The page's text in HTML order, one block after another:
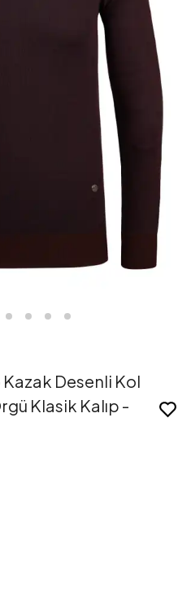
Kazak Desenli Kol
Klasik Kalıp -